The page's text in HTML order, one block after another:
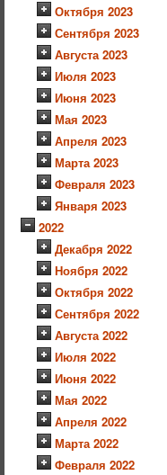
Октября 2023
Сентября 2023
Августа 2023
Июля 2023
Июня 2023
Мая 2023
Апреля 2023
Марта 2023
Февраля 2023
Января 2023
2022
Декабря 2022
Ноября 2022
Октября 2022
Сентября 2022
Августа 2022
Июля 2022
Июня 2022
Мая 2022
Апреля 2022
Марта 2022
Февраля 2022